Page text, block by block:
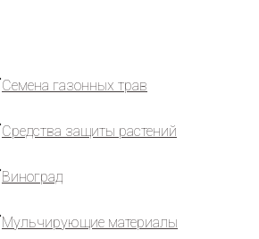
Семена газонных трав
Средства защиты растений
Виноград
Мульчирующие материалы